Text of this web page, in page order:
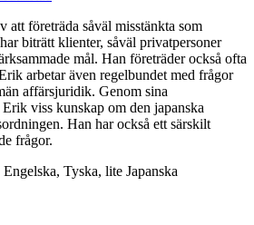
att företräda såväl misstänkta som
biträtt klienter, såväl privatpersoner
mål. Han företräder också ofta
arbetar även regelbundet med frågor
affärsjuridik. Genom sina
viss kunskap om den japanska
Han har också ett särskilt
frågor.
Engelska, Tyska, lite Japanska